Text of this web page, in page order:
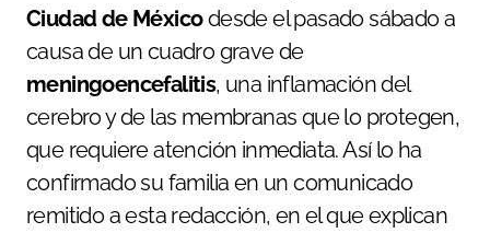
Ciudad de Méxicodesde el pasado sábado a
causa de un cuadro grave de
meningoencefalitis, una inflamación del
cerebro y de las membranas que lo protegen,
que requiere atención inmediata. Así lo ha
confirmado su familia en un comunicado
remitido a esta redacción, en el que explican